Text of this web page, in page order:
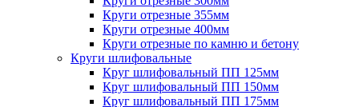
Круги отрезные 355мм
Круги отрезные 400мм
Круги отрезные по камню и бетону
Круги шлифовальные
Круг шлифовальный ПП 125мм
Круг шлифовальный ПП 150мм
Круг шлифовальный ПП 175мм